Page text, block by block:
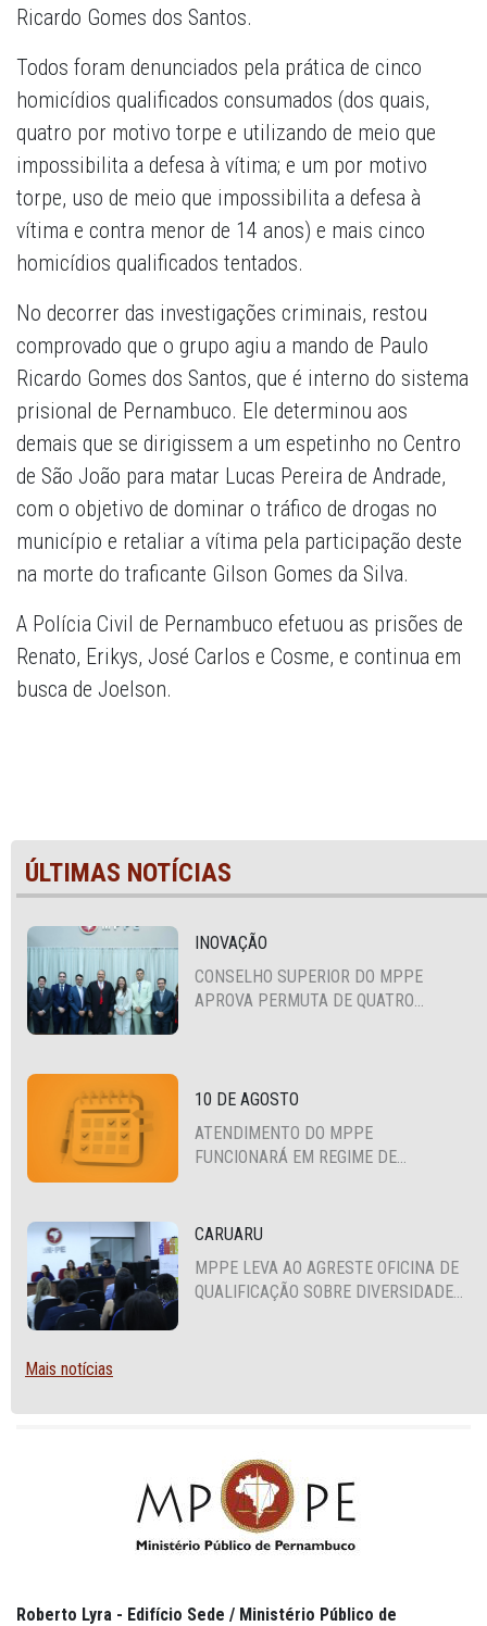
Ricardo Gomes dos Santos.
Todos foram denunciados pela prática de cinco
homicídios qualificados consumados (dos quais,
quatro por motivo torpe e utilizando de meio que
impossibilita a defesa à vítima; e um por motivo
torpe, uso de meio que impossibilita a defesa à
vítima e contra menor de 14 anos) e mais cinco
homicídios qualificados tentados.
No decorrer das investigações criminais, restou
comprovado que o grupo agiu a mando de Paulo
Ricardo Gomes dos Santos, que é interno do sistema
prisional de Pernambuco. Ele determinou aos
demais que se dirigissem a um espetinho no Centro
de São João para matar Lucas Pereira de Andrade,
com o objetivo de dominar o tráfico de drogas no
município e retaliar a vítima pela participação deste
na morte do traficante Gilson Gomes da Silva.
A Polícia Civil de Pernambuco efetuou as prisões de
Renato, Erikys, José Carlos e Cosme, e continua em
busca de Joelson.
ÚLTIMAS NOTÍCIAS
INOVAÇÃO
CONSELHO SUPERIOR DO MPPE
APROVA PERMUTA DE QUATRO
10 DE AGOSTO
ATENDIMENTO DO MPPE
FUNCIONARÁ EM REGIME DE
CARUARU
MPPE LEVA AO AGRESTE OFICINA DE
QUALIFICAÇÃO SOBRE DIVERSIDADE
Mais notícias
Roberto Lyra - Edifício Sede / Ministério Público de